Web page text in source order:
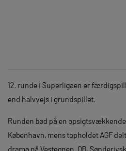
12. runde i Superligaen er
end halvvejs i grundspillet.
Runden bød på en
København, mens topholdet AGF
drama på Vestegnen. OB,